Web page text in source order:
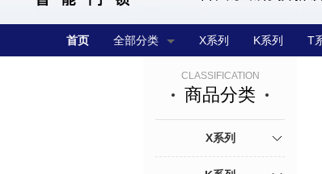
首页 全部分类 X系列 K系列 T
CLASSIFICATION
商品分类
X系列